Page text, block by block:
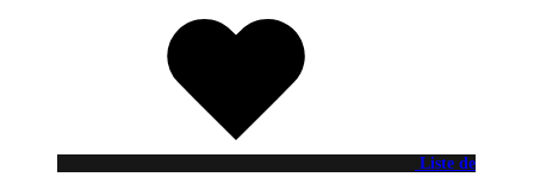
Liste de